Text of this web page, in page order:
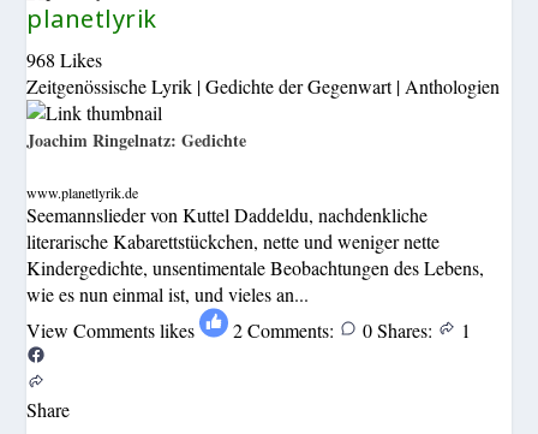
planetlyrik
968 Likes
Zeitgenössische Lyrik | Gedichte der Gegenwart | Anthologien
Joachim Ringelnatz: Gedichte
www.planetlyrik.de
Seemannslieder von Kuttel Daddeldu, nachdenkliche
literarische Kabarettstückchen, nette und weniger nette
Kindergedichte, unsentimentale Beobachtungen des Lebens,
wie es nun einmal ist, und vieles an...
View Comments likes 2 Comments: 0 Shares: 1
Share